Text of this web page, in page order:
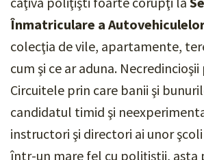
Înmatriculare a
colecţia de vile, apartamente,
cum şi ce ar aduna.
Circuitele prin care banii şi
candidatul timid şi
instructori şi directori ai unor
într-un mare fel cu poliţiştii, asta